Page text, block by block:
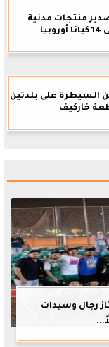
منتجات مدنية
السيطرة على بلدتين
خاركيف
رجال وسيدات